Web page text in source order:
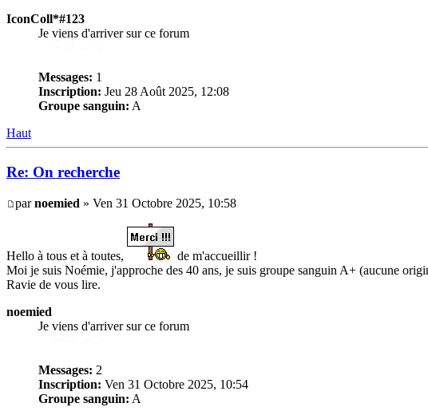
IconColl*#123
Je viens d'arriver sur ce forum
Messages: 1
Inscription: Jeu 28 Août 2025, 12:08
Groupe sanguin: A
Haut
Re: On recherche
parnoemied » Ven 31 Octobre 2025, 10:58
Hello à tous et à toutes,
de m'accueillir !
Moi je suis Noémie, j'approche des 40 ans, je suis groupe sanguin A+ (aucune
Ravie de vous lire.
noemied
Je viens d'arriver sur ce forum
Messages: 2
Inscription: Ven 31 Octobre 2025, 10:54
Groupe sanguin: A